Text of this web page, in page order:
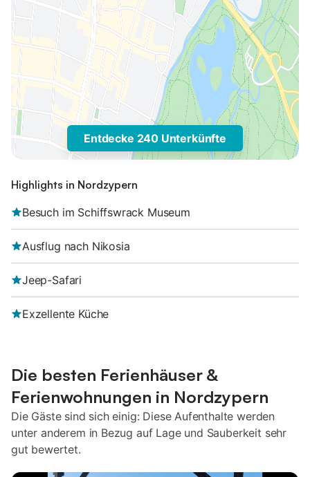
Entdecke 240 Unterkünfte
Highlights in Nordzypern
Besuch im Schiffswrack Museum
Ausflug nach Nikosia
Jeep-Safari
Exzellente Küche
Die besten Ferienhäuser &
Ferienwohnungen in Nordzypern
Die Gäste sind sich einig: Diese Aufenthalte werden
unter anderem in Bezug auf Lage und Sauberkeit sehr
gut bewertet.